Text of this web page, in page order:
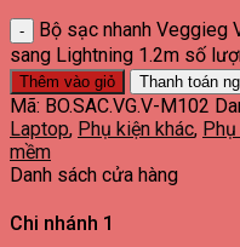
Bộ sạc nhanh Veggieg
sang Lightning 1.2m số
Thêm vào giỏ Thanh toán
Mã: BO.SAC.VG.V-M102
Laptop, Phụ kiện khác,
mềm
Danh sách cửa hàng
Chi nhánh 1